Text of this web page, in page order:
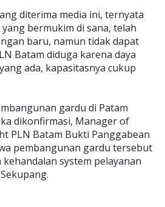
diterima media ini, ternyata
bermukim di sana, telah
baru, namun tidak dapat
Batam diduga karena daya
ada, kapasitasnya cukup
gardu di Patam
dikonfirmasi, Manager of
PLN Batam Bukti Panggabean
pembangunan gardu tersebut
system pelayanan